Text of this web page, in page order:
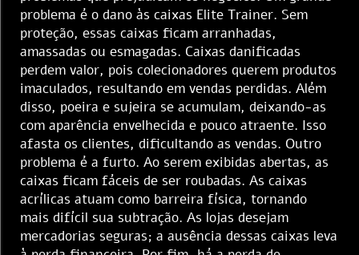
problema é o dano às caixas Elite Trainer. Sem
proteção, essas caixas ficam arranhadas,
amassadas ou esmagadas. Caixas danificadas
perdem valor, pois colecionadores querem produtos
imaculados, resultando em vendas perdidas. Além
disso, poeira e sujeira se acumulam, deixando-as
com aparência envelhecida e pouco atraente. Isso
afasta os clientes, dificultando as vendas. Outro
problema é a furto. Ao serem exibidas abertas, as
caixas ficam fáceis de ser roubadas. As caixas
acrílicas atuam como barreira física, tornando
mais difícil sua subtração. As lojas desejam
mercadorias seguras; a ausência dessas caixas leva